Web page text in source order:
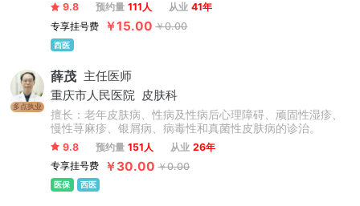
9.8 预约量 111人 从业 41年
专享挂号费
￥15.00 ￥0.00
西医
多点执业
薛茂 主任医师
重庆市人民医院
皮肤科
擅长：老年皮肤病、性病及性病后心理障碍、顽固性湿疹、
慢性荨麻疹、银屑病、病毒性和真菌性皮肤病的诊治。
9.8 预约量 151人 从业 26年
专享挂号费
￥30.00 ￥0.00
医保 西医